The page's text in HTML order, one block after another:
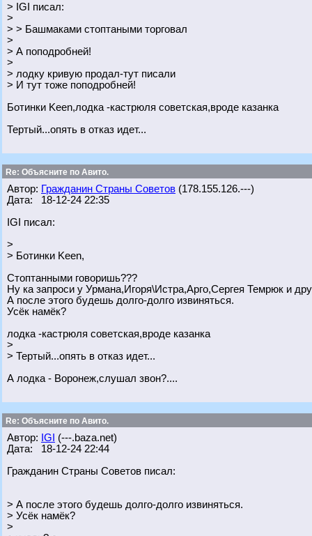
> IGI писал:
>
> > Башмаками стоптаными торговал
>
> А поподробней!
>
> лодку кривую продал-тут писали
> И тут тоже поподробней!
Ботинки Keen,лодка -кастрюля советская,вроде казанка
Тертый...опять в отказ идет...
Re: Объясните по Авито.
Автор: Гражданин Страны Советов (178.155.126.---)
Дата: 18-12-24 22:35
IGI писал:
>
> Ботинки Keen,
Стоптанными говоришь???
Ну ка запроси у Урмана,Игоря\Истра,Арго,Сергея Темрюк и
А после этого будешь долго-долго извиняться.
Усёк намёк?
лодка -кастрюля советская,вроде казанка
>
> Тертый...опять в отказ идет...
А лодка - Воронеж,слушал звон?....
Re: Объясните по Авито.
Автор: IGI
(---.baza.net)
Дата: 18-12-24 22:44
Гражданин Страны Советов писал:
> А после этого будешь долго-долго извиняться.
> Усёк намёк?
>